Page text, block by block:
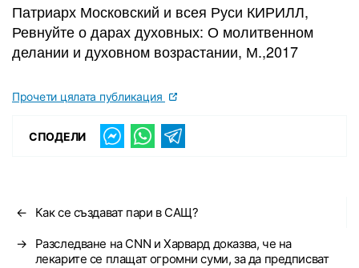
Патриарх Московский и всея Руси КИРИЛЛ,
Ревнуйте о дарах духовных: О молитвенном
делании и духовном возрастании, М.,2017
Прочети цялата публикация
СПОДЕЛИ
← Как се създават пари в САЩ?
→
Разследване на CNN и Харвард доказва, че на
лекарите се плащат огромни суми, за да предписват